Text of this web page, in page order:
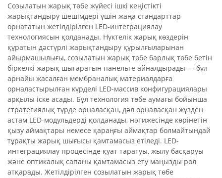
Созылатын жарық төбе жүйесі ішкі кеңістікті
жарықтандыру шешімдері үшін жаңа стандарттар
орнататын жетілдірілген LED-интеграциялау
технологиясын қолданады. Нүктелік жарық көздерін
құратын дәстүрлі жарықтандыру құрылғыларынан
айырмашылығы, созылатын жарық төбе барлық төбе бетін
біркелкі жарық шығаратын панельге айналдырады — бұл
арнайы жасалған мембраналық материалдарға
орналастырылған күрделі LED-массив конфигурациялары
арқылы іске асады. Бұл технология төбе аумағы бойынша
стратегиялық түрде орналасқан, дәл орналасқан жүзден
астам LED-модульдерді қолданады, нәтижесінде көрінетін
қызу аймақтары немесе қараңғы аймақтар болмайтындай
тұрақты жарық шығысы қамтамасыз етіледі. LED-
интеграциялау процесінде қуат таратуы, жылу басқаруы
және оптикалық сапаны қамтамасыз ету маңызды рөл
атқарады. Жетілдірілген созылатын жарық төбе